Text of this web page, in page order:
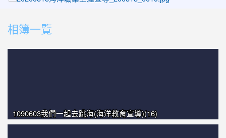
photo-1048
相簿一覽
1090603我們一起去跳海(海洋教育宣導)(16)